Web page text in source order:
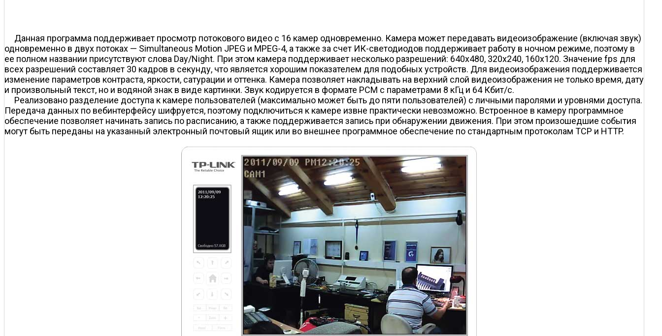
Данная программа поддерживает просмотр потокового видео с 16 камер одновременно. Камера может передавать видеоизображение (включая звук)
одновременно в двух потоках — Simultaneous Motion JPEG и MPEG-4, а также за счет ИК-светодиодов поддерживает работу в ночном режиме, поэтому в
ее полном названии присутствуют слова Day/Night. При этом камера поддерживает несколько разрешений: 640x480, 320x240, 160x120. Значение fps для
всех разрешений составляет 30 кадров в секунду, что является хорошим показателем для подобных устройств. Для видеоизображения поддерживается
изменение параметров контраста, яркости, сатурации и оттенка. Камера позволяет накладывать на верхний слой видеоизображения не только время, дату
и произвольный текст, но и водяной знак в виде картинки. Звук кодируется в формате PCM с параметрами 8 кГц и 64 Кбит/с.
Реализовано разделение доступа к камере пользователей (максимально может быть до пяти пользователей) с личными паролями и уровнями доступа.
Передача данных по веб­интерфейсу шифруется, поэтому подключиться к камере извне практически невозможно. Встроенное в камеру программное
обеспечение позволяет начинать запись по расписанию, а также поддерживается запись при обнаружении движения. При этом произошедшие события
могут быть переданы на указанный электронный почтовый ящик или во внешнее программное обеспечение по стандартным протоколам TCP и HTTP.